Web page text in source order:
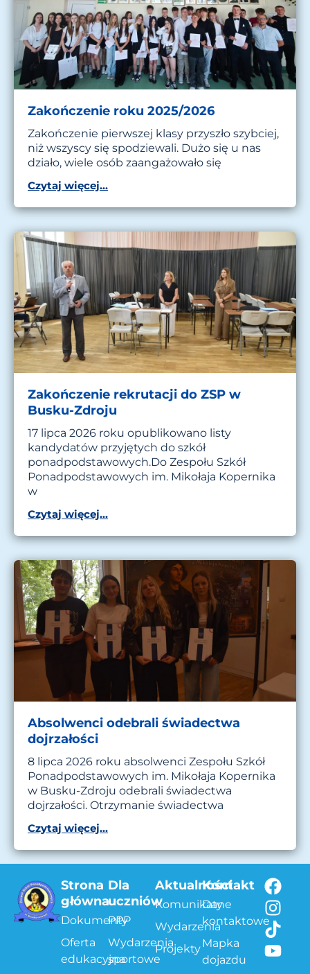
Zakończenie roku 2025/2026
Zakończenie pierwszej klasy przyszło szybciej,
niż wszyscy się spodziewali. Dużo się u nas
działo, wiele osób zaangażowało się
Czytaj więcej...
Zakończenie rekrutacji do ZSP w
Busku-Zdroju
17 lipca 2026 roku opublikowano listy
kandydatów przyjętych do szkół
ponadpodstawowych.Do Zespołu Szkół
Ponadpodstawowych im. Mikołaja Kopernika
w
Czytaj więcej...
Absolwenci odebrali świadectwa
dojrzałości
8 lipca 2026 roku absolwenci Zespołu Szkół
Ponadpodstawowych im. Mikołaja Kopernika
w Busku-Zdroju odebrali świadectwa
dojrzałości. Otrzymanie świadectwa
Czytaj więcej...
Strona
główna
Dokumenty
Oferta
edukacyjna
Dla
uczniów
PPP
Wydarzenia
sportowe
Aktualności
Komunikaty
Wydarzenia
Projekty
Kontakt
Dane
kontaktowe
Mapka
dojazdu